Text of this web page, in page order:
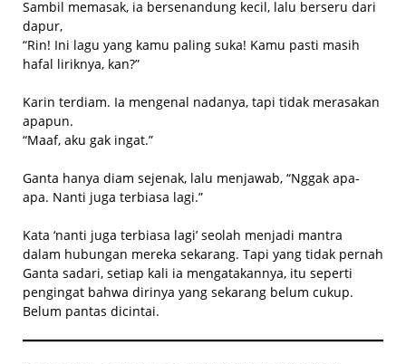
Sambil memasak, ia bersenandung kecil, lalu berseru dari
dapur,
“Rin! Ini lagu yang kamu paling suka! Kamu pasti masih
hafal liriknya, kan?”
Karin terdiam. Ia mengenal nadanya, tapi tidak merasakan
apapun.
“Maaf, aku gak ingat.”
Ganta hanya diam sejenak, lalu menjawab, “Nggak apa-
apa. Nanti juga terbiasa lagi.”
Kata ‘nanti juga terbiasa lagi’ seolah menjadi mantra
dalam hubungan mereka sekarang. Tapi yang tidak pernah
Ganta sadari, setiap kali ia mengatakannya, itu seperti
pengingat bahwa dirinya yang sekarang belum cukup.
Belum pantas dicintai.